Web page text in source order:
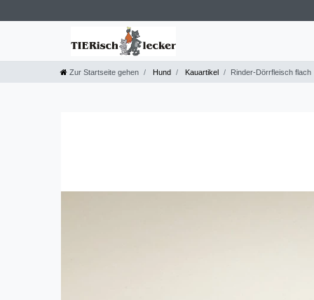
Zur Startseite gehen Hund Kauartikel Rinder-Dörrfleisch flach